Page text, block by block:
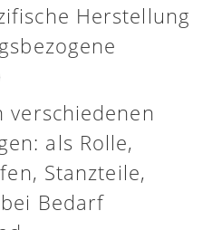
Herstellung
verschiedenen
als Rolle,
Stanzteile,
Bedarf